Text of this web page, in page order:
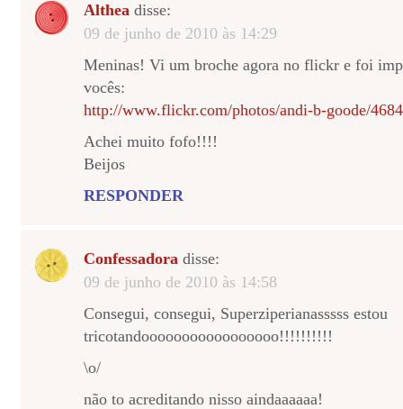
Althea disse:
09 de junho de 2010 às 14:29
Meninas! Vi um broche agora no flickr e foi
vocês:
http://www.flickr.com/photos/andi-b-goode/
Achei muito fofo!!!!
Beijos
RESPONDER
Confessadora disse:
09 de junho de 2010 às 14:58
Consegui, consegui, Superziperianasssss estou
tricotandooooooooooooooooo!!!!!!!!!!
\o/
não to acreditando nisso aindaaaaaa!